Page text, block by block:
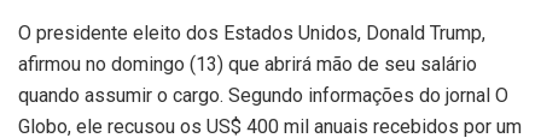
O presidente eleito dos Estados Unidos, Donald Trump,
afirmou no domingo (13) que abrirá mão de seu salário
quando assumir o cargo. Segundo informações do jornal O
Globo, ele recusou os US$ 400 mil anuais recebidos por um